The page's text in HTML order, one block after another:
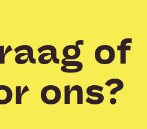
of
ons?